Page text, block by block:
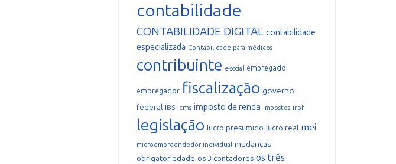
contabilidade
CONTABILIDADE DIGITAL contabilidade
especializada Contabilidade para médicos
contribuinte e-social empregado
empregador fiscalização governo
federal IBS icms imposto de renda impostos irpf
legislação lucro presumido lucro real mei
microempreendedor individual mudanças
obrigatoriedade os 3 contadores os três